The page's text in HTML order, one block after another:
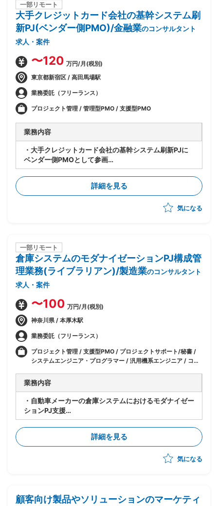
一部リモート
大手クレジットカード会社の基幹システム刷
新PJ(ベンダー側PMO)/金融業のコンサルタント
求人・案件
〜120 万円/月(税別)
東京都新宿区 / 高田馬場駅
業務委託（フリーランス）
プロジェクト管理 / 管理型PMO / 支援型PMO
業務内容
・大手クレジットカード会社の基幹システム刷新PJに
ベンダー側PMOとして参画
・ベンダー側PMOとして以下業務を実施
-各チームからの進捗報告を基に取りまとめを行い、エ
ンドへ進捗報告を実施
-開発についてのクライテリア報告
詳細を見る
気になる
一部リモート
倉庫システムのモダナイゼーションPJ構成管
理業務(ライブラリアン)/製造業のコンサルタント
求人・案件
〜100 万円/月(税別)
神奈川県 / 本厚木駅
業務委託（フリーランス）
プロジェクト管理 / 支援型PMO / プロジェクトサポート/秘書 /
システムエンジニア・プログラマー / 汎用機系エンジニア / コン
業務内容
・自動車メーカーの倉庫システムにおけるモダナイゼー
ションPJ支援
・移行資源管理のチームにおけるライブラリアン業務
詳細を見る
気になる
顧客向け製品やソリューションのマーケティ